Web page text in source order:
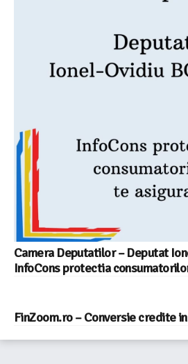
Camera Deputatilor – Deputat
InfoCons protectia
FinZoom.ro – Conversie credite